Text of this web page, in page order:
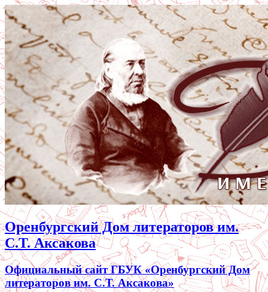
Оренбургский Дом литераторов им.
С.Т. Аксакова
Официальный сайт ГБУК «Оренбургский Дом
литераторов им. С.Т. Аксакова»